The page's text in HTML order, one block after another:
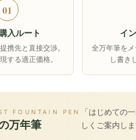
01
入ルート
携先と直接交渉。
する適正価格。
イ
全万年筆を
し書き
FOUNTAIN PEN
万年筆
「はじめての
しくご案内しま